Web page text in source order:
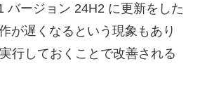
バージョン 24H2 に更新をした
が遅くなるという現象もあり
行しておくことで改善される